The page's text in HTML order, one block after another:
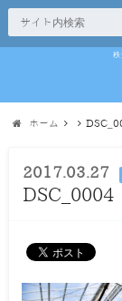
秩
ホーム
2017.03.27
DSC_0004